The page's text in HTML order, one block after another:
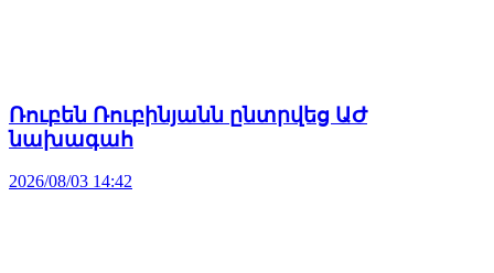
Ռուբեն Ռուբինյանն ընտրվեց ԱԺ
նախագահ
2026/08/03 14:42